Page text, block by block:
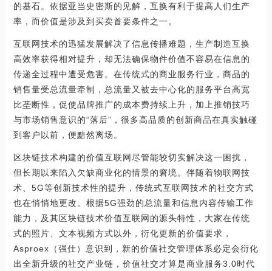
的基石。依据亚当史密斯的见解，互换有利于提高人们生产
率，而价值是涉及到买卖首要条件之一。
互联网技术的迅猛发展解决了信息传播难题，生产制造互换
高效率获得相对提升，却无法确保物件价值不容易在信息的
传递全过程中遭受危害。在传统式的商业服务行业，商品的
销售量受总流量牵制，总流量又被去中心化的服务平台高宽
比垄断性，促使品牌推广的成本费持续上升，加上推销技巧
与市场销售意识的“落后”，很多高品质的创新商品在真实触碰
到客户以前，便黯然离场。
区块链技术构建的价值互联网尽管能较切实解决这一困扰，
但长期以来陷入欠缺商业化的情景的窘境。伴随着物联网技
术、5G等创新技术性的提升，传统式互联网技术的社交方式
也在悄悄地更改。根据5G强劲的总流量和信息内容传输工作
能力，及其区块链技术价值互联网的源头特性，大家在传统
式的照片、文本视频方式以外，衍化更新的价值要求，
Asproex（强仕）意识到，新的价值社交管理体系必定会衍化
出全新升级的社交产业链，价值社交才算是商业服务3.0时代